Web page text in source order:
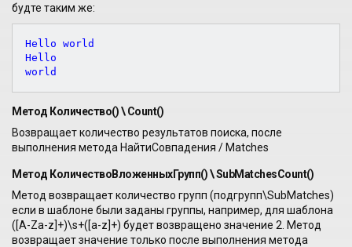
будте таким же:
Hello world
Hello
Метод Количество() \ Count()
Возвращает количество результатов поиска, после
выполнения метода НайтиСовпадения / Matches
Метод КоличествоВложенныхГрупп() \ SubMatchesCount()
Метод возвращает количество групп (подгрупп\SubMatches)
если в шаблоне были заданы группы, например, для шаблона
([A-Za-z]+)\s+([a-z]+) будет возвращено значение 2. Метод
возвращает значение только после выполнения метода